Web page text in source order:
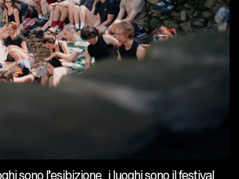
sono l’esibizione, i luoghi sono il festival